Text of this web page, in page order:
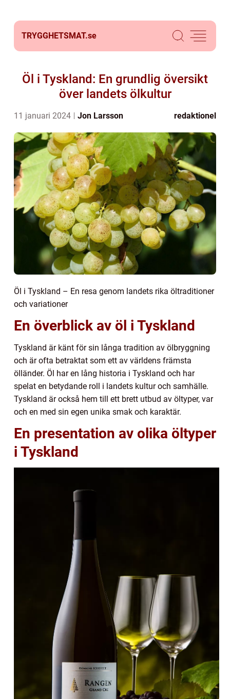
TRYGGHETSMAT.se
Öl i Tyskland: En grundlig översikt
över landets ölkultur
11 januari 2024 Jon Larsson redaktionel
Öl i Tyskland – En resa genom landets rika öltraditioner
och variationer
En överblick av öl i Tyskland
Tyskland är känt för sin långa tradition av ölbryggning
och är ofta betraktat som ett av världens främsta
ölländer. Öl har en lång historia i Tyskland och har
spelat en betydande roll i landets kultur och samhälle.
Tyskland är också hem till ett brett utbud av öltyper, var
och en med sin egen unika smak och karaktär.
En presentation av olika öltyper
i Tyskland